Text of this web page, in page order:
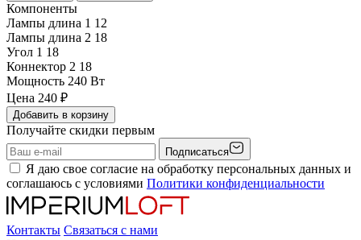
Компоненты
Лампы длина 1 12
Лампы длина 2 18
Угол 1 18
Коннектор 2 18
Мощность 240 Вт
Цена 240 ₽
Добавить в корзину
Получайте скидки первым
Подписаться
Я даю свое согласие на обработку персональных данных и
соглашаюсь с условиями Политики конфиденциальности
Контакты Связаться с нами